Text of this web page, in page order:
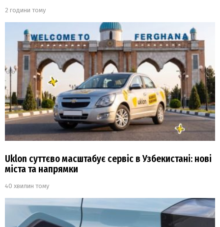
2 години тому
Uklon суттєво масштабує сервіс в Узбекистані: нові
міста та напрямки
40 хвилин тому